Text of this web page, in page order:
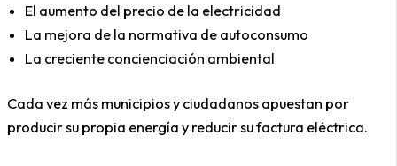
El aumento del precio de la electricidad
La mejora de la normativa de autoconsumo
La creciente concienciación ambiental
Cada vez más municipios y ciudadanos apuestan por
producir su propia energía y reducir su factura eléctrica.